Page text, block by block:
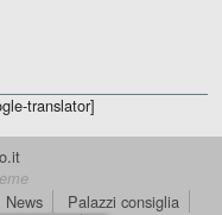
translator]
News
Palazzi consiglia